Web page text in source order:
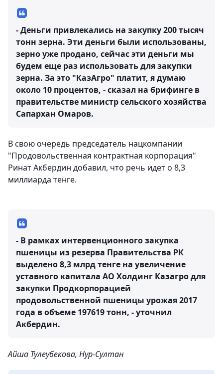
- Деньги привлекались на закупку 200 тысяч
тонн зерна. Эти деньги были использованы,
зерно уже продано, сейчас эти деньги мы
будем еще раз использовать для закупки
зерна. За это "КазАгро" платит, я думаю
около 10 процентов, - сказал на брифинге в
правительстве министр сельского хозяйства
Сапархан Омаров.
В свою очередь председатель нацкомпании
"Продовольственная контрактная корпорация"
Ринат Акбердин добавил, что речь идет о 8,3
миллиарда тенге.
- В рамках интервенционного закупка
пшеницы из резерва Правительства РК
выделено 8,3 млрд тенге на увеличение
уставного капитала АО Холдинг Казагро для
закупки Продкорпорацией
продовольственной пшеницы урожая 2017
года в объеме 197619 тонн, - уточнил
Акбердин.
Айша Тулеубекова, Нур-Султан